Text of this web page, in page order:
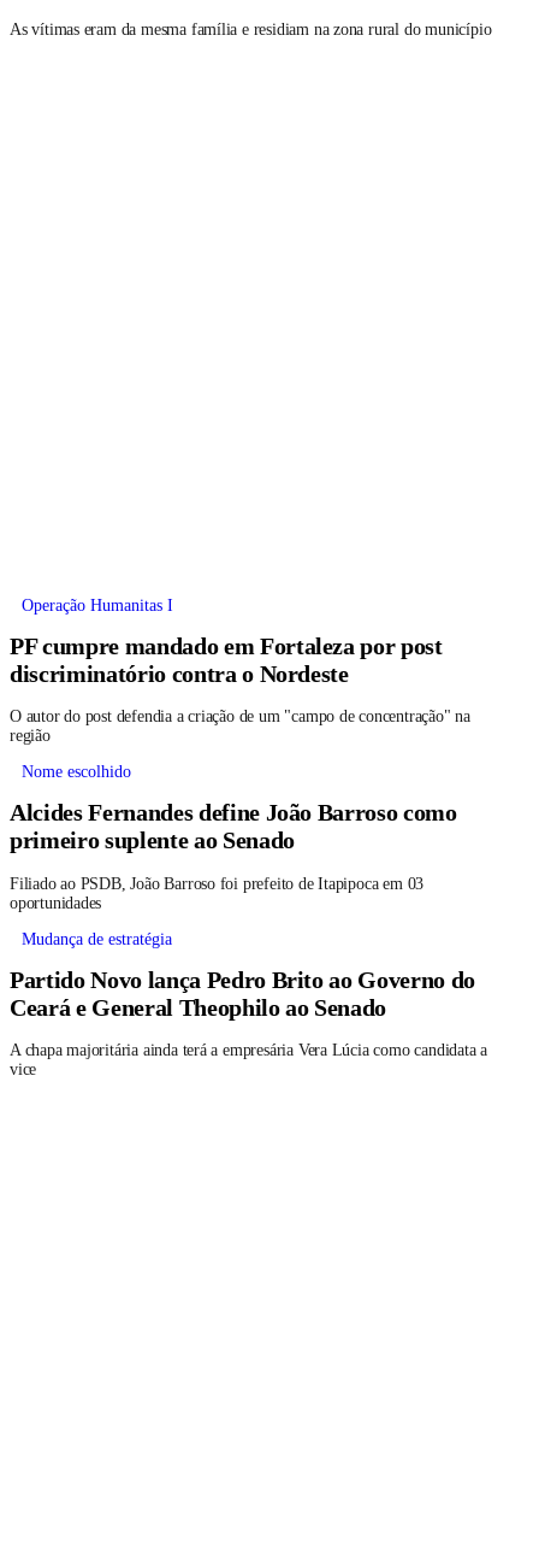
As vítimas eram da mesma família e residiam na zona rural do município
Operação Humanitas I
PF cumpre mandado em Fortaleza por post
discriminatório contra o Nordeste
O autor do post defendia a criação de um "campo de concentração" na
região
Nome escolhido
Alcides Fernandes define João Barroso como
primeiro suplente ao Senado
Filiado ao PSDB, João Barroso foi prefeito de Itapipoca em 03
oportunidades
Mudança de estratégia
Partido Novo lança Pedro Brito ao Governo do
Ceará e General Theophilo ao Senado
A chapa majoritária ainda terá a empresária Vera Lúcia como candidata a
vice